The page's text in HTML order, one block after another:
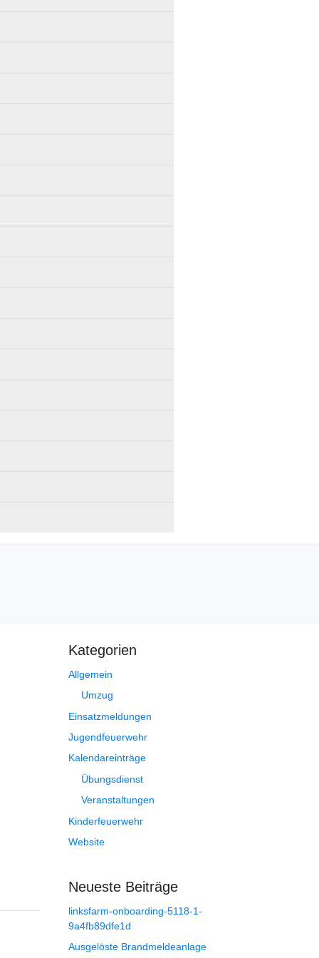
Kategorien
Allgemein
Umzug
Einsatzmeldungen
Jugendfeuerwehr
Kalendareinträge
Übungsdienst
Veranstaltungen
Kinderfeuerwehr
Website
Neueste Beiträge
linksfarm-onboarding-5118-1-
9a4fb89dfe1d
Ausgelöste Brandmeldeanlage